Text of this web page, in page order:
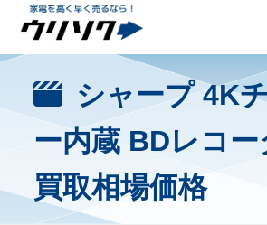
シャープ 4K
ー内蔵 BDレコー
買取相場価格